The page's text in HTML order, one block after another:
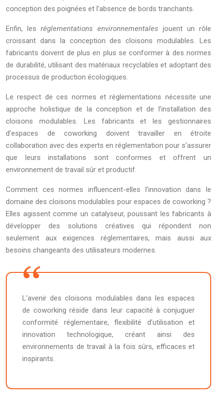
conception des poignées et l’absence de bords tranchants.
Enfin, les réglementations environnementales jouent un rôle
croissant dans la conception des cloisons modulables. Les
fabricants doivent de plus en plus se conformer à des normes
de durabilité, utilisant des matériaux recyclables et adoptant des
processus de production écologiques.
Le respect de ces normes et réglementations nécessite une
approche holistique de la conception et de l’installation des
cloisons modulables. Les fabricants et les gestionnaires
d’espaces de coworking doivent travailler en étroite
collaboration avec des experts en réglementation pour s’assurer
que leurs installations sont conformes et offrent un
environnement de travail sûr et productif.
Comment ces normes influencent-elles l’innovation dans le
domaine des cloisons modulables pour espaces de coworking ?
Elles agissent comme un catalyseur, poussant les fabricants à
développer des solutions créatives qui répondent non
seulement aux exigences réglementaires, mais aussi aux
besoins changeants des utilisateurs modernes.
L’avenir des cloisons modulables dans les espaces
de coworking réside dans leur capacité à conjuguer
conformité réglementaire, flexibilité d’utilisation et
innovation technologique, créant ainsi des
environnements de travail à la fois sûrs, efficaces et
inspirants.